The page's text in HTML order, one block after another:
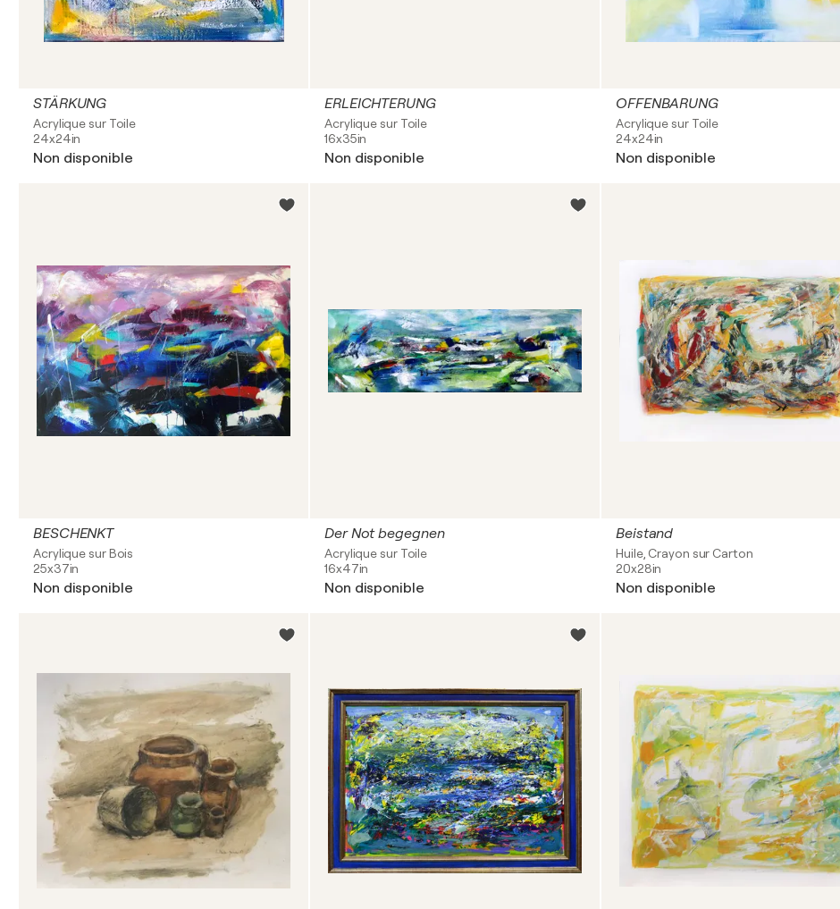
STÄRKUNG
Acrylique sur Toile
24x24in
Non disponible
ERLEICHTERUNG
Acrylique sur Toile
16x35in
Non disponible
OFFENBARUNG
Acrylique sur Toile
24x24in
Non disponible
BESCHENKT
Acrylique sur Bois
25x37in
Non disponible
Der Not begegnen
Acrylique sur Toile
16x47in
Non disponible
Beistand
Huile, Crayon sur Carton
20x28in
Non disponible